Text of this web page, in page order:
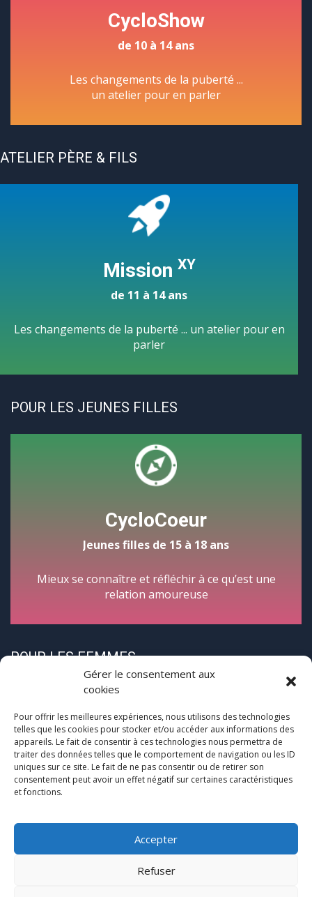
Gérer le consentement aux
cookies
Pour offrir les meilleures expériences, nous utilisons des technologies
telles que les cookies pour stocker et/ou accéder aux informations des
appareils. Le fait de consentir à ces technologies nous permettra de
traiter des données telles que le comportement de navigation ou les ID
uniques sur ce site. Le fait de ne pas consentir ou de retirer son
consentement peut avoir un effet négatif sur certaines caractéristiques
et fonctions.
Accepter
Refuser
CycloShow
de 10 à 14 ans
Les changements de la puberté ...
un atelier pour en parler
ATELIER PÈRE & FILS
Mission XY
de 11 à 14 ans
Les changements de la puberté ... un atelier pour en
parler
POUR LES JEUNES FILLES
CycloCoeur
Jeunes filles de 15 à 18 ans
Mieux se connaître et réfléchir à ce qu’est une
relation amoureuse
POUR LES FEMMES
CycloPause
Pour les femmes concernées par la